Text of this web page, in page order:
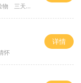
三天合区
怀
详情